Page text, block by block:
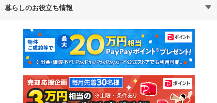
通勤・通学時間から探す
不動産・住宅
新築マンション 中古マンション
新築一戸建て 中古一戸建て
注文住宅 土地
暮らしのお役立ち情報
マンションカタログ 教えて！住まいの先生